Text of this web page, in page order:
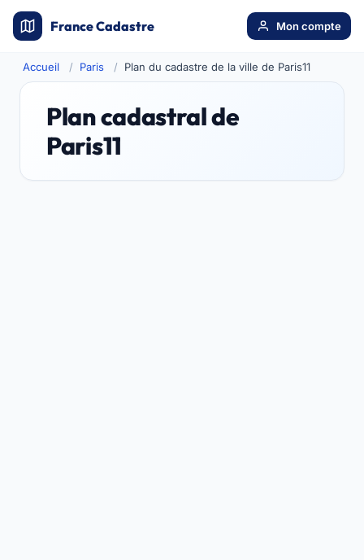
France Cadastre Mon compte
Accueil Paris Plan du cadastre de la ville de Paris11
Plan cadastral de
Paris11